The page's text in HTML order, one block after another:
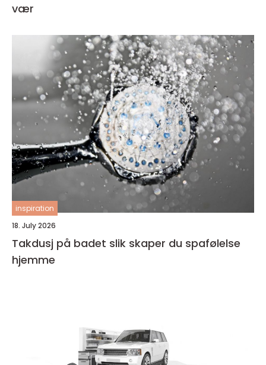
vær
inspiration
18. July 2026
Takdusj på badet slik skaper du spafølelse
hjemme